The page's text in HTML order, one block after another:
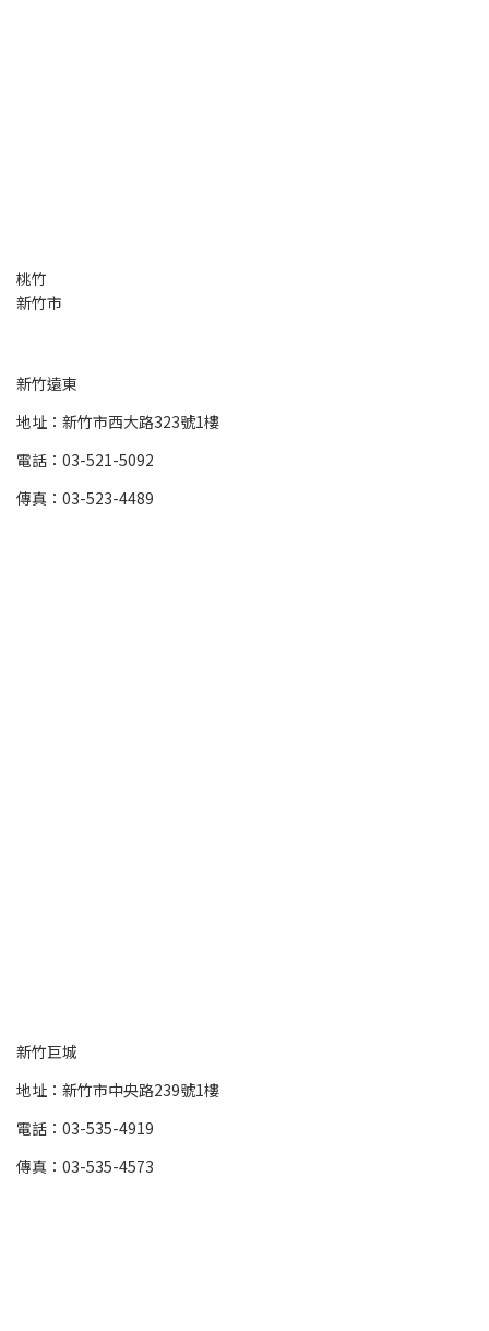
桃竹
新竹市
新竹遠東
地址：新竹市西大路323號1樓
電話：03-521-5092
傳真：03-523-4489
新竹巨城
地址：新竹市中央路239號1樓
電話：03-535-4919
傳真：03-535-4573